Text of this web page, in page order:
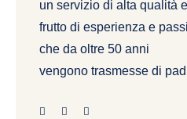
un servizio di alta qualità
frutto di esperienza e
che da oltre 50 anni
vengono trasmesse di